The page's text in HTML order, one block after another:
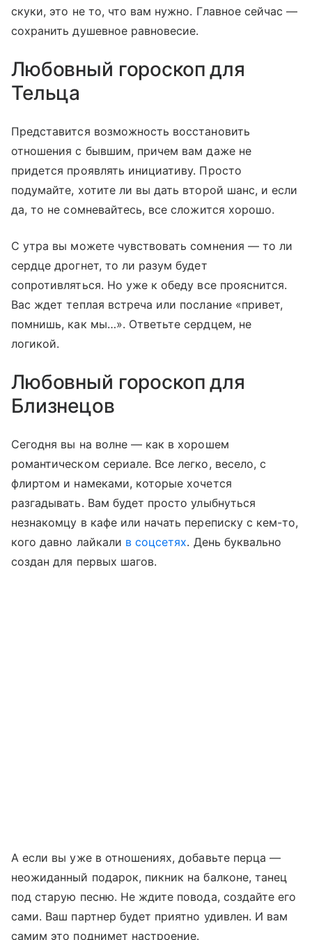
скуки, это не то, что вам нужно. Главное сейчас —
сохранить душевное равновесие.
Любовный гороскоп для
Тельца
Представится возможность восстановить
отношения с бывшим, причем вам даже не
придется проявлять инициативу. Просто
подумайте, хотите ли вы дать второй шанс, и если
да, то не сомневайтесь, все сложится хорошо.
С утра вы можете чувствовать сомнения — то ли
сердце дрогнет, то ли разум будет
сопротивляться. Но уже к обеду все прояснится.
Вас ждет теплая встреча или послание «привет,
помнишь, как мы…». Ответьте сердцем, не
логикой.
Любовный гороскоп для
Близнецов
Сегодня вы на волне — как в хорошем
романтическом сериале. Все легко, весело, с
флиртом и намеками, которые хочется
разгадывать. Вам будет просто улыбнуться
незнакомцу в кафе или начать переписку с кем-то,
кого давно лайкали в соцсетях. День буквально
создан для первых шагов.
А если вы уже в отношениях, добавьте перца —
неожиданный подарок, пикник на балконе, танец
под старую песню. Не ждите повода, создайте его
сами. Ваш партнер будет приятно удивлен. И вам
самим это поднимет настроение.